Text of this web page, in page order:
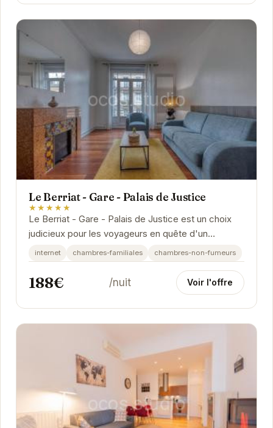
Le Berriat - Gare - Palais de Justice
★★★★★
Le Berriat - Gare - Palais de Justice est un choix
judicieux pour les voyageurs en quête d'un
hébergement pratique et confortable à Grenoble.
Sa...
internet chambres-familiales chambres-non-fumeurs
188€ /nuit Voir l'offre